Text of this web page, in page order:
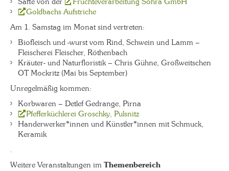
Goldbachs Aufstriche
Am 1. Samstag im Monat sind vertreten:
Biofleisch und -wurst vom Rind, Schwein und Lamm –
Fleischerei Fleischer, Röthenbach
Kräuter- und Naturfloristik – Chris Gühne, Großweitschen
OT Mockritz (Mai bis September)
Unregelmäßig kommen:
Korbwaren – Detlef Gedrange, Pirna
Pfefferküchlerei Groschky, Pulsnitz
Handerwerker*innen und Künstler*innen mit Schmuck,
Keramik
.
Weitere Veranstaltungen im Themenbereich